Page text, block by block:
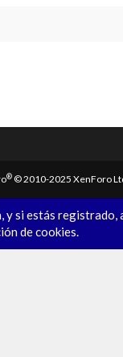
® © 2010-2025 XenForo
si estás registrado,
de cookies.